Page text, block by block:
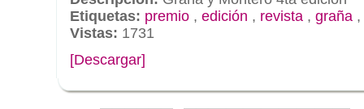
Etiquetas: premio , edición , revista , graña ,
Vistas: 1731
[Descargar]